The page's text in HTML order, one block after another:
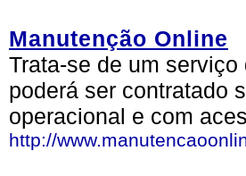
Manutenção Online
Trata-se de um
poderá ser contratado
operacional e com
http://